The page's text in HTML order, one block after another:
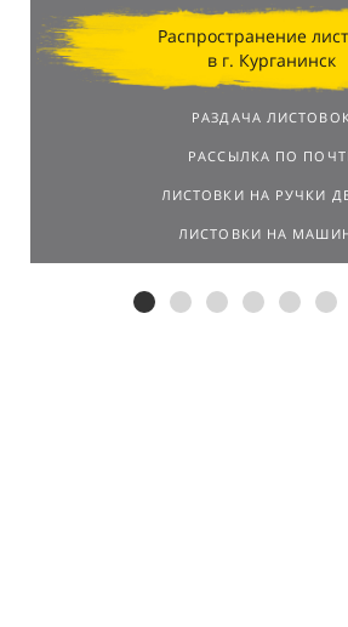
Распространение
в г. Курганинск
РАЗДАЧА
РАССЫЛКА ПО
ЛИСТОВКИ НА РУЧКИ
ЛИСТОВКИ НА